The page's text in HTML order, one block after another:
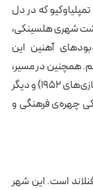
که در دل
شهری هلسینکی،
آهنین این
همچنین در مسیر،
نگاهی به ورزشگاه المپیک (محل برگزاری بازی‌های ۱۹۵۲) و دیگر
چهره‌ی فرهنگی و
است. این شهر